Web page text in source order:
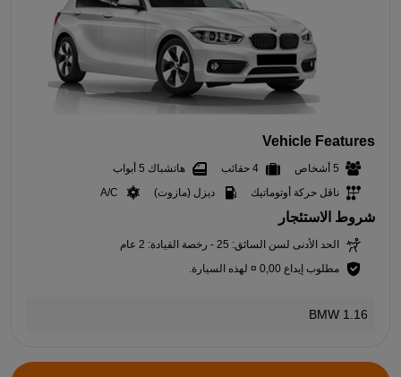
Vehicle Features
5 أشخاص 4 حقائب
هاتشباك 5 أبواب
ناقل حركة أوتوماتيك
ديزل (مازوت) A/C
شروط الاستئجار
الحد الأدنى لسن السائق: 25 - رخصة القيادة: 2 عام
مطلوب إيداع 0,00 ¤ لهذه السيارة.
BMW 1.16